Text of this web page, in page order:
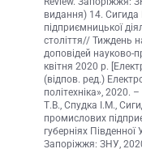
видання) 14.
підприємницької
століття// Тиждень
доповідей науково-
квітня 2020 р.
(відпов. ред.)
політехніка», 2020.
Т.В., Спудка І.М.,
промислових
губерніях
Запоріжжя: ЗНУ,